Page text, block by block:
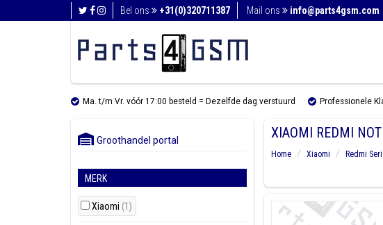
Bel ons +31(0)320711387 Mail ons info@parts4gsm.com
Ma. t/m Vr. vóór 17:00 besteld = Dezelfde dag verstuurd Professionele
Groothandel portal
MERK
Xiaomi (1)
XIAOMI REDMI
Home Xiaomi Redmi